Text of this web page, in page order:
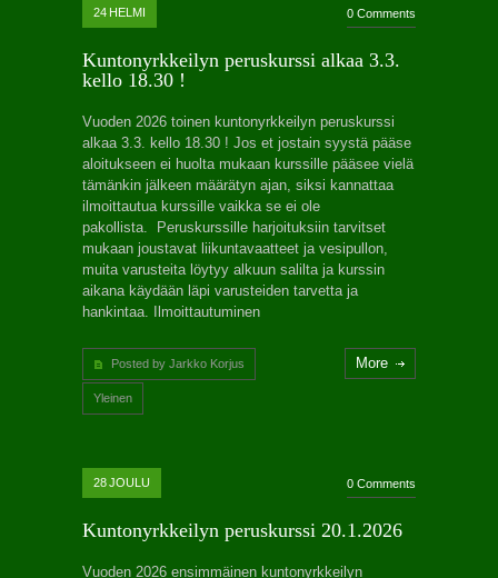
24 HELMI 0 Comments
Kuntonyrkkeilyn peruskurssi alkaa 3.3.
kello 18.30 !
Vuoden 2026 toinen kuntonyrkkeilyn peruskurssi
alkaa 3.3. kello 18.30 ! Jos et jostain syystä pääse
aloitukseen ei huolta mukaan kurssille pääsee vielä
tämänkin jälkeen määrätyn ajan, siksi kannattaa
ilmoittautua kurssille vaikka se ei ole
pakollista. Peruskurssille harjoituksiin tarvitset
mukaan joustavat liikuntavaatteet ja vesipullon,
muita varusteita löytyy alkuun salilta ja kurssin
aikana käydään läpi varusteiden tarvetta ja
hankintaa. Ilmoittautuminen
Posted by Jarkko Korjus
Yleinen
More
28JOULU 0 Comments
Kuntonyrkkeilyn peruskurssi 20.1.2026
Vuoden 2026 ensimmäinen kuntonyrkkeilyn